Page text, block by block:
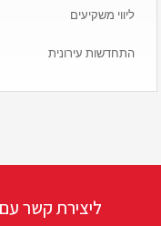
ליווי משקיעים
התחדשות עירונית
ליצירת קשר עם